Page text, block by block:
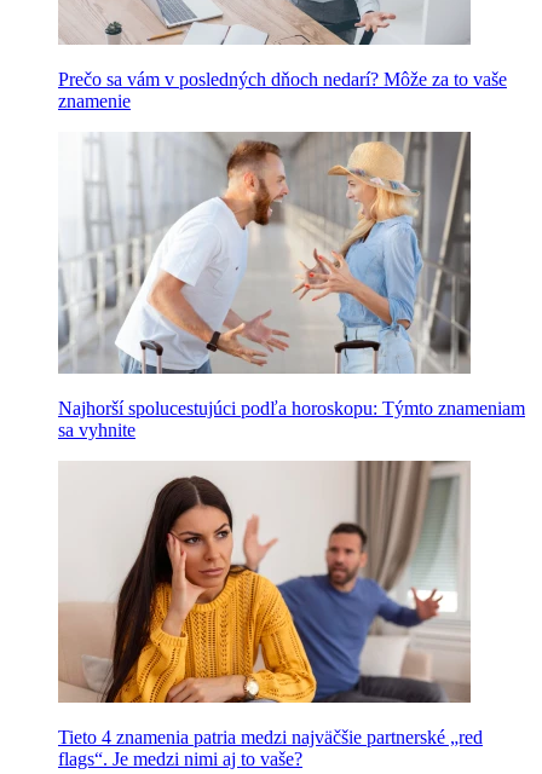
Prečo sa vám v posledných dňoch nedarí? Môže za to vaše
znamenie
Najhorší spolucestujúci podľa horoskopu: Týmto znameniam
sa vyhnite
Tieto 4 znamenia patria medzi najväčšie partnerské „red
flags“. Je medzi nimi aj to vaše?